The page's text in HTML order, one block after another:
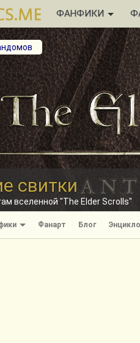
ФАНФИКИ
свитки
вселенной "The Elder Scrolls"
Фанарт Блог